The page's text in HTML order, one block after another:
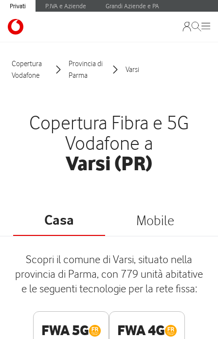
Privati P.IVA e Aziende Grandi Aziende e PA
Copertura
Vodafone
Provincia di
Parma
Varsi
Copertura Fibra e 5G
Vodafone a
Varsi (PR)
Casa Mobile
Scopri il comune di Varsi, situato nella
provincia di Parma, con 779 unità abitative
e le seguenti tecnologie per la rete fissa:
FWA 5G FWA 4G